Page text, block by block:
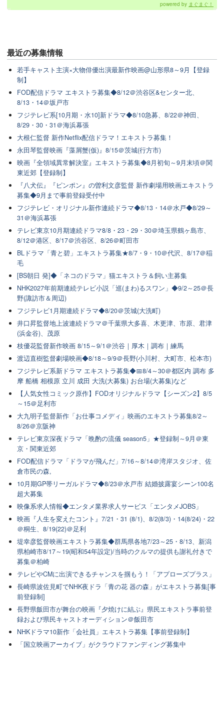
powered by まぐまぐ！
最近の募集情報
若手キャスト主演×大物俳優出演最新作映画@山形県8～9月【登録
制】
FOD配信ドラマ エキストラ募集◆8/12＠渋谷区&センター北、
8/13・14＠坂戸市
フジテレビ系[10月期・水10]新ドラマ◆8/10急募、8/22＠神田、
8/29・30・31＠海浜幕張
大根仁監督 新作Netflix配信ドラマ！エキストラ募集！
永田琴監督映画『藻屑蟹(仮)』8/15＠茨城(行方市)
映画『全領域異常解決室』エキストラ募集◆8月初旬～9月末頃＠関
東近郊【登録制】
『八犬伝』『ピンポン』の曽利文彦監督 新作劇場用映画エキストラ
募集◆9月まで事前登録受付中
フジテレビ・オリジナル新作連続ドラマ◆8/13・14＠水戸◆8/29～
31＠海浜幕張
テレビ東京10月期連続ドラマ8/8・23・29・30＠埼玉県鶴ヶ島市、
8/12＠港区、8/17＠渋谷区、8/26＠町田市
BLドラマ「青と碧」エキストラ募集★8/7・9・10＠代沢、8/17＠稲
毛
[BS朝日 発]◆「ネコのドラマ」猫エキストラ＆飼い主募集
NHK2027年前期連続テレビ小説「巡(まわ)るスワン」◆9/2～25＠長
野(諏訪市＆周辺)
フジテレビ1月期連続ドラマ◆8/20＠茨城(大洗町)
井口昇監督地上波連続ドラマ＠千葉県大多喜、木更津、市原、君津
(浜金谷)、茂原
枝優花監督新作映画 8/15～9/1＠渋谷｜厚木｜調布｜練馬
渡辺直樹監督劇場映画◆8/18～9/9＠長野(小川村、大町市、松本市)
フジテレビ系新ドラマ エキストラ募集◆📅8/4～30＠都区内 調布 多
摩 船橋 相模原 立川 成田 大洗(大募集) お台場(大募集)など
【人気女性コミック原作】FODオリジナルドラマ【シーズン2】8/5
～15＠足利市
大九明子監督新作「お仕事コメディ」映画のエキストラ募集8/2～
8/26＠京阪神
テレビ東京深夜ドラマ「晩酌の流儀 season5」★登録制～9月＠東
京・関東近郊
FOD配信ドラマ「ドラマが飛んだ」7/16～8/14＠湾岸スタジオ、佐
倉市民の森,
10月期GP帯リーガルドラマ◆8/23＠水戸市 結婚披露宴シーン100名
超大募集
映像系求人情報◆エンタメ業界求人サービス「エンタメJOBS」
映画『人生を変えたコント』7/21・31 (8/1)、8/2(8/3)・14(8/24)・22
＠桐生、8/19(22)＠足利
堤幸彦監督映画エキストラ募集◆群馬県各地7/23～25・8/13、新潟
県柏崎市8/17～19(昭和54年設定)/当時のクルマの提供も謝礼付きで
募集＠柏崎
テレビやCMに出演できるチャンスを掴もう！「アプローズプラス」
長崎県波佐見町でNHK夜ドラ「青の花 器の森」がエキストラ募集[事
前登録制]
長野県飯田市が舞台の映画『夕焼けに結ぶ』県民エキストラ事前登
録および県民キャストオーディション＠飯田市
NHKドラマ10新作「会社員」エキストラ募集【事前登録制】
「国立映画アーカイブ」がクラウドファンディング募集中